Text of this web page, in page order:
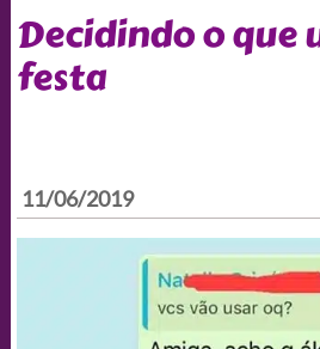
Decidindo o que
festa
11/06/2019